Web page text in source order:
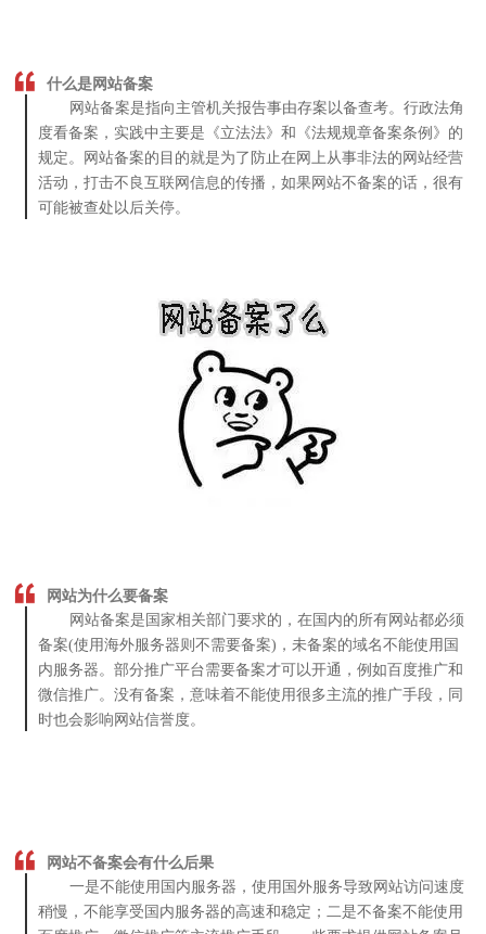
什么是网站备案
网站备案是指向主管机关报告事由存案以备查考。行政法角
度看备案，实践中主要是《立法法》和《法规规章备案条例》的
规定。网站备案的目的就是为了防止在网上从事非法的网站经营
活动，打击不良互联网信息的传播，如果网站不备案的话，很有
可能被查处以后关停。
网站为什么要备案
网站备案是国家相关部门要求的，在国内的所有网站都必须
备案(使用海外服务器则不需要备案)，未备案的域名不能使用国
内服务器。部分推广平台需要备案才可以开通，例如百度推广和
微信推广。没有备案，意味着不能使用很多主流的推广手段，同
时也会影响网站信誉度。
网站不备案会有什么后果
一是不能使用国内服务器，使用国外服务导致网站访问速度
稍慢，不能享受国内服务器的高速和稳定；二是不备案不能使用